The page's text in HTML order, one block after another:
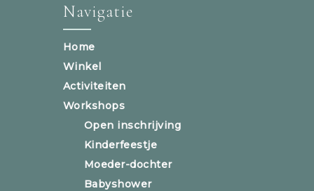
Navigatie
Home
Winkel
Activiteiten
Workshops
Open inschrijving
Kinderfeestje
Moeder-dochter
Babyshower